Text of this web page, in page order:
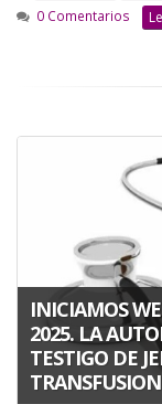
0 Comentarios
INICIAMOS
2025. LA
TESTIGO DE